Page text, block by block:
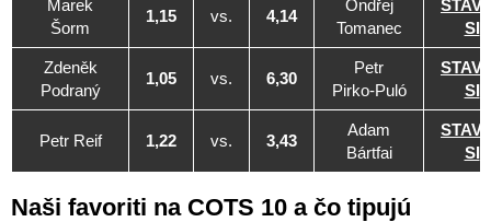
Marek
Šorm
1,15 vs. 4,14
Ondřej
Tomanec
SI
Zdeněk
Podraný
1,05 vs. 6,30
Petr
Pirko-Puló
SI
Petr Reif 1,22 vs. 3,43
Adam
Bártfai
SI
Naši favoriti na COTS 10 a čo tipujú